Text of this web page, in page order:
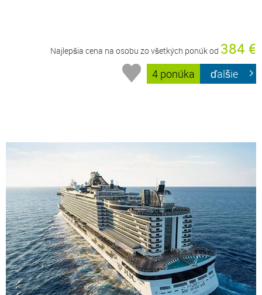
Najlepšia cena na osobu zo všetkých ponúk od 384 €
4 ponúka ďalšie